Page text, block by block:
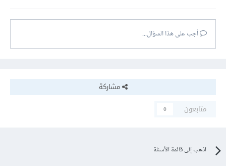
أجب على هذا السؤال...
مشاركة
متابعون
0
اذهب إلى قائمة الأسئلة